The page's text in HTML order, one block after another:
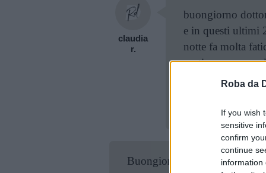
Roba da
If you wish
sensitive
confirm
continue
information
claudia
r.
buongiorno
e in questi ultimi
notte fa molta
sentiamo russare
mesi fa non
Buongiorno Claudia,